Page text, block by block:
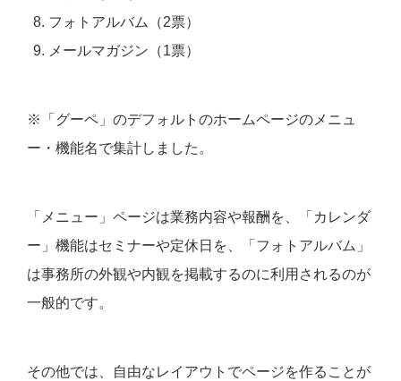
フォトアルバム（2票）
メールマガジン（1票）
※「グーペ」のデフォルトのホームページのメニュ
ー・機能名で集計しました。
「メニュー」ページは業務内容や報酬を、「カレンダ
ー」機能はセミナーや定休日を、「フォトアルバム」
は事務所の外観や内観を掲載するのに利用されるのが
一般的です。
その他では、自由なレイアウトでページを作ることが